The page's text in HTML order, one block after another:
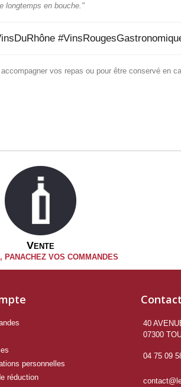
longtemps en bouche."
vos repas ou pour être conservé en
VENTE
PANACHEZ VOS COMMANDES
personnelles
réduction
Contact
40
07300
04 75 09